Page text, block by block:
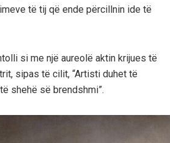
të tij që ende përcillnin ide të
si me një aureolë aktin krijues të
sipas të cilit, “Artisti duhet të
shehë së brendshmi”.